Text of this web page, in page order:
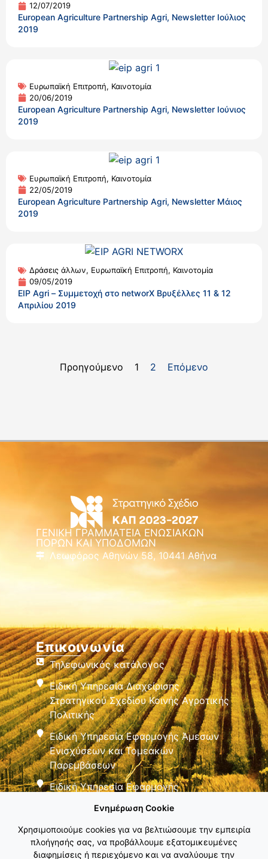
12/07/2019
European Agriculture Partnership Agri, Newsletter Ιούλιος
2019
Ευρωπαϊκή Επιτροπή, Καινοτομία
20/06/2019
European Agriculture Partnership Agri, Newsletter Ιούνιος
2019
Ευρωπαϊκή Επιτροπή, Καινοτομία
22/05/2019
European Agriculture Partnership Agri, Newsletter Μάιος
2019
Δράσεις άλλων, Ευρωπαϊκή Επιτροπή, Καινοτομία
09/05/2019
EIP Agri – Συμμετοχή στο networX Βρυξέλλες 11 & 12
Απριλίου 2019
Προηγούμενο 1 2 Επόμενο
ΓΕΝΙΚΗ ΓΡΑΜΜΑΤΕΙΑ ΕΝΩΣΙΑΚΩΝ
ΠΟΡΩΝ ΚΑΙ ΥΠΟΔΟΜΩΝ
Λεωφόρος Αθηνών 58, 10441 Αθήνα
Επικοινωνία
Τηλεφωνικός κατάλογος
Ειδική Υπηρεσία Διαχείρισης
Στρατηγικού Σχεδίου Κοινής Αγροτικής
Πολιτικής
Ειδική Υπηρεσία Εφαρμογής Άμεσων
Ενισχύσεων και Τομεακών
Παρεμβάσεων
Ειδική Υπηρεσία Εφαρμογής
Ενημέρωση Cookie
Χρησιμοποιούμε cookies για να βελτιώσουμε την εμπειρία
πλοήγησής σας, να προβάλλουμε εξατομικευμένες
διαφημίσεις ή περιεχόμενο και να αναλύουμε την